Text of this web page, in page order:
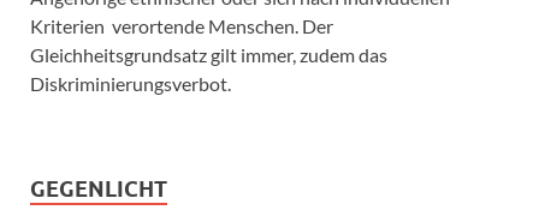
Kriterien verortende Menschen. Der
Gleichheitsgrundsatz gilt immer, zudem das
Diskriminierungsverbot.
GEGENLICHT